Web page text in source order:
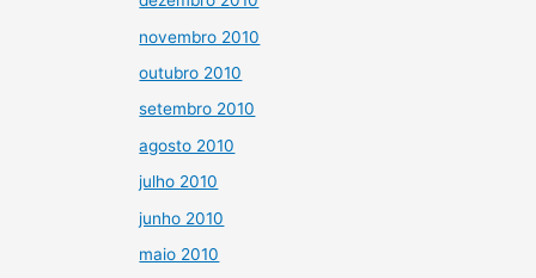
novembro 2010
outubro 2010
setembro 2010
agosto 2010
julho 2010
junho 2010
maio 2010